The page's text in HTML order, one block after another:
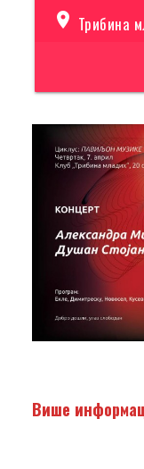
location_on Трибина
Више